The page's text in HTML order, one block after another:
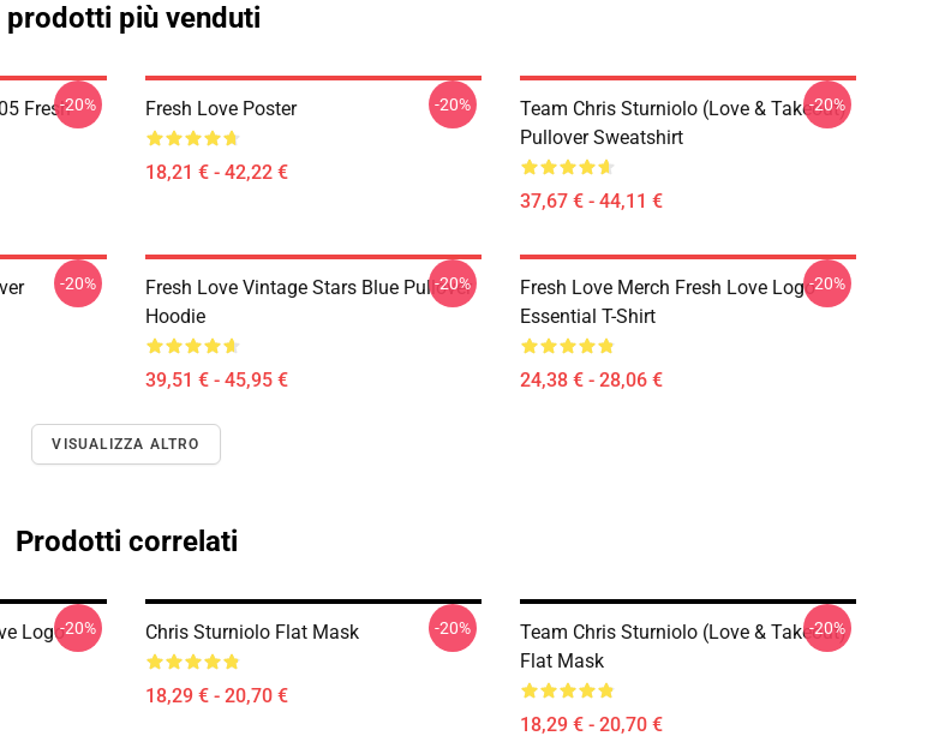
prodotti più venduti
Fresh-20% Fresh Love Poster
18,21 € - 42,22 €
-20%
Team Chris Sturniolo (Love & Takeout)
Pullover Sweatshirt
37,67 € - 44,11 €
-20%
-20%
Fresh Love Vintage Stars Blue Pullover
Hoodie
39,51 € - 45,95 €
-20%
Fresh Love Merch Fresh Love Logo
Essential T-Shirt
24,38 € - 28,06 €
-20%
VISUALIZZA ALTRO
Prodotti correlati
Logo-20% Chris Sturniolo Flat Mask
18,29 € - 20,70 €
-20%
Team Chris Sturniolo (Love & Takeout)
Flat Mask
18,29 € - 20,70 €
-20%